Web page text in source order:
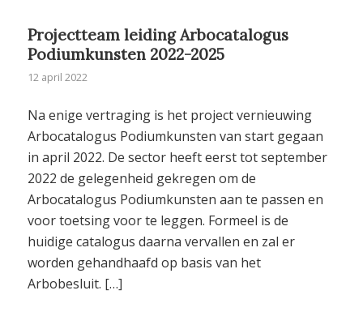
Projectteam leiding Arbocatalogus
Podiumkunsten 2022-2025
12 april 2022
Na enige vertraging is het project vernieuwing
Arbocatalogus Podiumkunsten van start gegaan
in april 2022. De sector heeft eerst tot september
2022 de gelegenheid gekregen om de
Arbocatalogus Podiumkunsten aan te passen en
voor toetsing voor te leggen. Formeel is de
huidige catalogus daarna vervallen en zal er
worden gehandhaafd op basis van het
Arbobesluit. […]